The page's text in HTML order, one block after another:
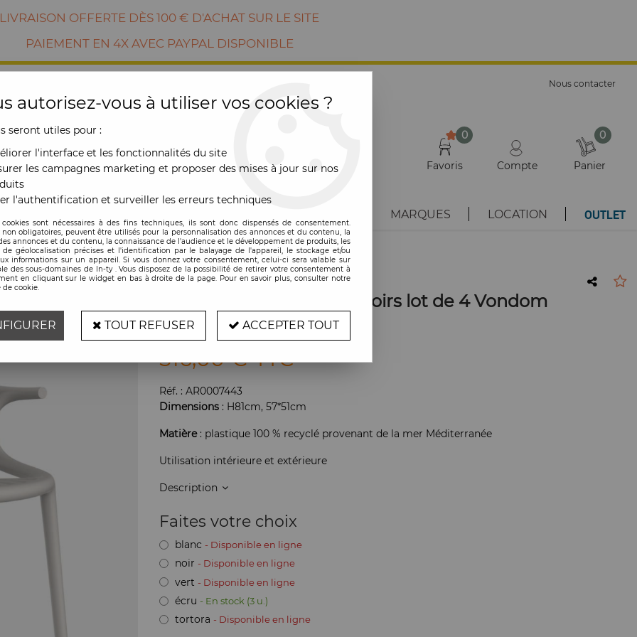
LIVRAISON OFFERTE DÈS 100 € D'ACHAT SUR LE SITE
PAIEMENT EN 4X AVEC PAYPAL DISPONIBLE
Nous contacter
0
Favoris Compte
0
Panier
MARQUES LOCATION OUTLET
lot de 4 Vondom
Chaise Ibiza avec accoudoirs lot de 4 Vondom
Soyez le premier à donner votre avis !
516,00 €TTC
Réf. : AR0007443
Dimensions : H81cm, 57*51cm
Matière: plastique 100 % recyclé provenant de la mer Méditerranée
Utilisation intérieure et extérieure
Description
Faites votre choix
blanc - Disponible en ligne
noir - Disponible en ligne
vert - Disponible en ligne
écru - En stock (3 u.)
tortora - Disponible en ligne
autorisez-vous à utiliser vos cookies ?
seront utiles pour :
l'interface et les fonctionnalités du site
les campagnes marketing et proposer des mises à jour sur nos
l'authentification et surveiller les erreurs techniques
cookies sont nécessaires à des fins techniques, ils sont donc dispensés de consentement.
non obligatoires, peuvent être utilisés pour la personnalisation des annonces et du contenu, la
annonces et du contenu, la connaissance de l'audience et le développement de produits, les
de géolocalisation précises et l'identification par le balayage de l'appareil, le stockage et/ou
informations sur un appareil. Si vous donnez votre consentement, celui-ci sera valable sur
des sous-domaines de In-ty . Vous disposez de la possibilité de retirer votre consentement à
en cliquant sur le widget en bas à droite de la page. Pour en savoir plus, consulter notre
cookie.
TOUT REFUSER ACCEPTER TOUT